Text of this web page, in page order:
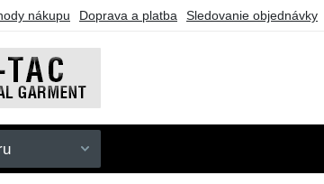
nákupu Doprava a platba Sledovanie objednávky